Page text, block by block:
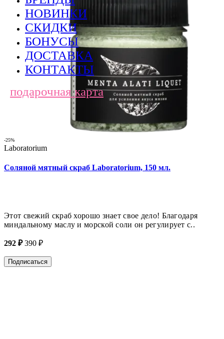
НОВИНКИ
СКИДКИ
БОНУСЫ
ДОСТАВКА
КОНТАКТЫ
подарочная карта
-25%
Laboratorium
Соляной мятный скраб Laboratorium, 150 мл.
Этот свежий скраб хорошо знает свое дело! Благодаря
миндальному маслу и морской соли он регулирует с..
292 ₽ 390 ₽
Подписаться